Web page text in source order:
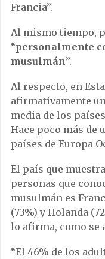
Francia”.
Al mismo tiempo,
“personalmente
musulmán”.
Al respecto, en
afirmativamente
media de los
Hace poco más de
países de Europa
El país que
personas que
musulmán es
(73%) y Holanda
lo afirma, como se
“El 46% de los